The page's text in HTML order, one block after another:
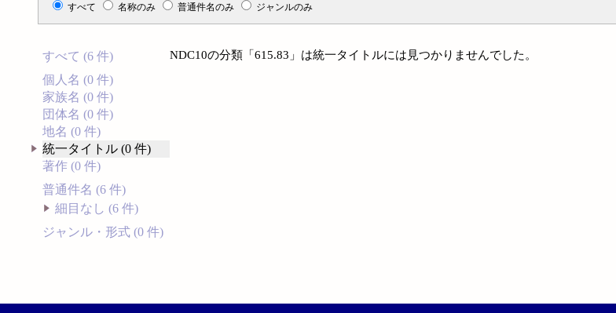
すべて 名称のみ 普通件名のみ ジャンルのみ
すべて (6 件)
個人名 (0 件)
家族名 (0 件)
団体名 (0 件)
地名 (0 件)
統一タイトル (0 件)
著作 (0 件)
普通件名 (6 件)
細目なし (6 件)
ジャンル・形式 (0 件)
NDC10の分類「615.83」は統一タイトルには見つかりませんでした。